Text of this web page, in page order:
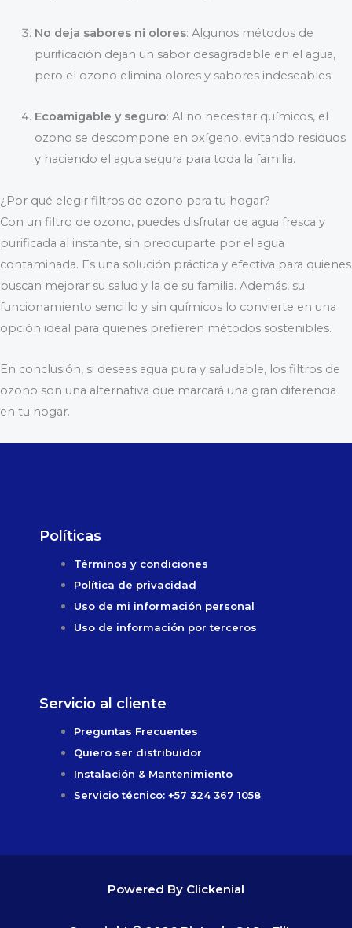
No deja sabores ni olores: Algunos métodos de
purificación dejan un sabor desagradable en el agua,
pero el ozono elimina olores y sabores indeseables.
Ecoamigable y seguro: Al no necesitar químicos, el
ozono se descompone en oxígeno, evitando residuos
y haciendo el agua segura para toda la familia.
¿Por qué elegir filtros de ozono para tu hogar?
Con un filtro de ozono, puedes disfrutar de agua fresca y
purificada al instante, sin preocuparte por el agua
contaminada. Es una solución práctica y efectiva para quienes
buscan mejorar su salud y la de su familia. Además, su
funcionamiento sencillo y sin químicos lo convierte en una
opción ideal para quienes prefieren métodos sostenibles.
En conclusión, si deseas agua pura y saludable, los filtros de
ozono son una alternativa que marcará una gran diferencia
en tu hogar.
Políticas
Términos y condiciones
Política de privacidad
Uso de mi información personal
Uso de información por terceros
Servicio al cliente
Preguntas Frecuentes
Quiero ser distribuidor
Instalación & Mantenimiento
Servicio técnico: +57 324 367 1058
Powered By Clickenial